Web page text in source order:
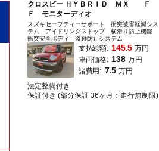
クロスビー ＨＹＢＲＩＤ ＭＸ Ｆ
Ｆ モニターディオ
スズキセーフティーサポート 衝突被害軽減シス
テム アイドリングストップ 横滑り防止機能
衝突安全ボディ 盗難防止システム
支払総額: 145.5 万円
車両価格: 138 万円
諸費用: 7.5 万円
法定整備付き
保証付き (部分保証 36ヶ月：走行無制限)